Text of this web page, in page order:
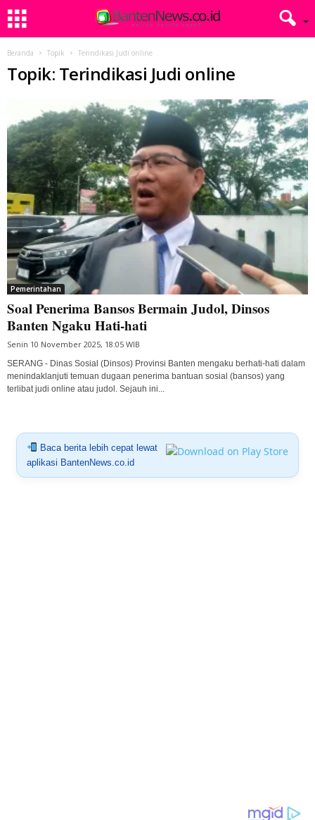
Beranda Topik Terindikasi Judi online
Topik: Terindikasi Judi online
Pemerintahan
Soal Penerima Bansos Bermain Judol, Dinsos
Banten Ngaku Hati-hati
Senin 10 November 2025, 18:05 WIB
SERANG - Dinas Sosial (Dinsos) Provinsi Banten mengaku berhati-hati dalam
menindaklanjuti temuan dugaan penerima bantuan sosial (bansos) yang
terlibat judi online atau judol. Sejauh ini...
Baca berita lebih cepat lewat
aplikasi BantenNews.co.id